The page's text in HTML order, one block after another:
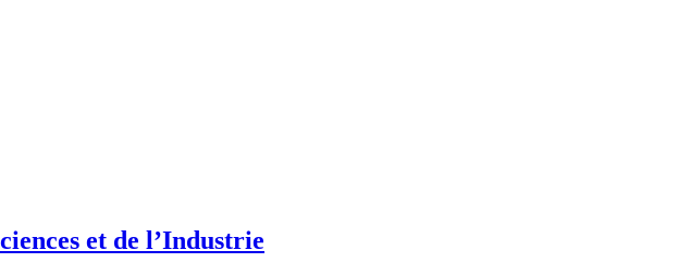
et de l’Industrie